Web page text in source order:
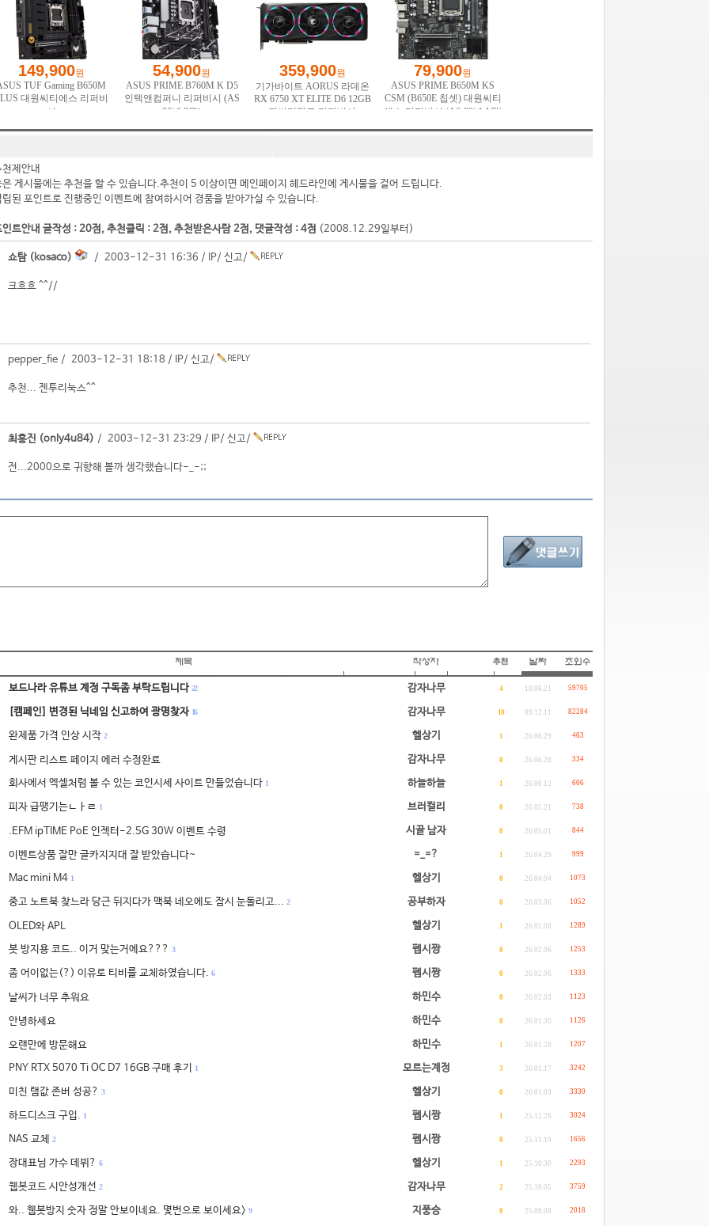
천제안내
은 게시물에는 추천을 할 수 있습니다.추천이 5 이상이면 메인페이지 헤드라인에 게시물을 걸어 드립니다.
립된 포인트로 진행중인 이벤트에 참여하시어 경품을 받아가실 수 있습니다.
인트안내 글작성 : 20점, 추천클릭 : 2점, 추천받은사람 2점, 댓글작성 : 4점 (2008.12.29일부터)
쇼탐 (kosaco) / 2003-12-31 16:36 / IP/ 신고/
크흐흐 ^^//
pepper_fie / 2003-12-31 18:18 / IP/ 신고/
추천... 젠투리눅스^^
최홍진 (only4u84) / 2003-12-31 23:29 / IP/ 신고/
전...2000으로 귀향해 볼까 생각했습니다-_-;;
보드나라 유튜브 계정 구독좀 부탁드립니다 22 감자나무 4 18.06.21 59705
[캠페인] 변경된 닉네임 신고하여 광명찾자 16 감자나무 10 09.12.11 82284
완제품 가격 인상 시작 2 헬상기 1 26.06.29 463
게시판 리스트 페이지 에러 수정완료 감자나무 0 26.06.28 334
회사에서 엑셀처럼 볼 수 있는 코인시세 사이트 만들었습니다 1 하늘하늘 1 26.06.12 606
피자 급땡기는ㄴㅏㄹ 1 브러컬리 0 26.05.21 738
.EFM ipTIME PoE 인젝터-2.5G 30W 이벤트 수령 시골 남자 0 26.05.01 844
이벤트상품 잘만 글카지지대 잘 받았습니다~ =_=? 1 26.04.29 999
Mac mini M4 1 헬상기 0 26.04.04 1073
중고 노트북 찾느라 당근 뒤지다가 맥북 네오에도 잠시 눈돌리고... 2 공부하자 0 26.03.06 1052
OLED와 APL 헬상기 1 26.02.08 1289
봇 방지용 코드.. 이거 맞는거에요??? 3 펩시짱 0 26.02.06 1253
좀 어이없는(?) 이유로 티비를 교체하였습니다. 6 펩시짱 0 26.02.06 1333
날씨가 너무 추워요 하민수 0 26.02.03 1123
안녕하세요 하민수 0 26.01.30 1126
오랜만에 방문해요 하민수 1 26.01.28 1207
PNY RTX 5070 Ti OC D7 16GB 구매 후기 1 모르는계정 3 26.01.17 3242
미친 램값 존버 성공? 3 헬상기 0 26.01.03 3330
하드디스크 구입. 1 펩시짱 1 25.12.28 3024
NAS 교체 2 펩시짱 0 25.11.19 1656
장대표님 가수 데뷔? 6 헬상기 1 25.10.30 2293
웹봇코드 시안성개선 2 감자나무 2 25.10.05 3759
와.. 웹봇방지 숫자 정말 안보이네요. 몇번으로 보이세요> 9 지풍승 0 25.09.08 2018